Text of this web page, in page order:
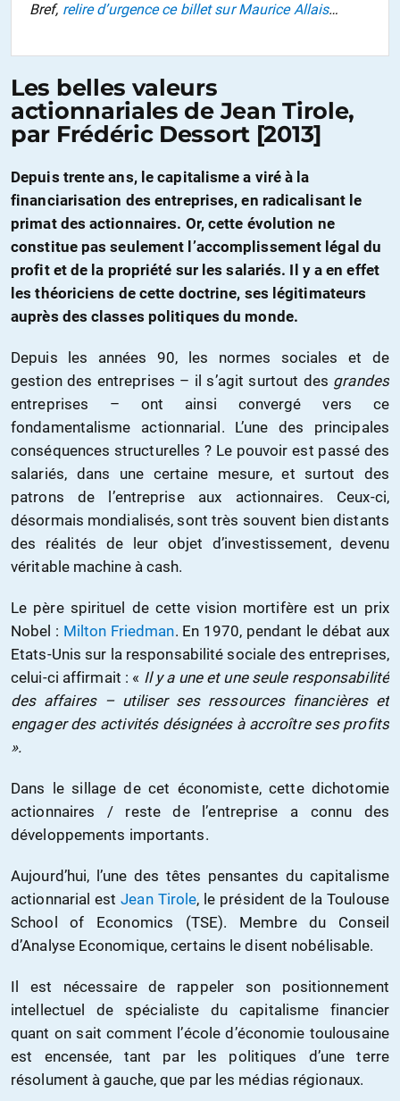
Bref, relire d’urgence ce billet sur Maurice Allais…
Les belles valeurs
actionnariales de Jean Tirole,
par Frédéric Dessort [2013]
Depuis trente ans, le capitalisme a viré à la
financiarisation des entreprises, en radicalisant le
primat des actionnaires. Or, cette évolution ne
constitue pas seulement l’accomplissement légal du
profit et de la propriété sur les salariés. Il y a en effet
les théoriciens de cette doctrine, ses légitimateurs
auprès des classes politiques du monde.
Depuis les années 90, les normes sociales et de
gestion des entreprises – il s’agit surtout des grandes
entreprises – ont ainsi convergé vers ce
fondamentalisme actionnarial. L’une des principales
conséquences structurelles ? Le pouvoir est passé des
salariés, dans une certaine mesure, et surtout des
patrons de l’entreprise aux actionnaires. Ceux-ci,
désormais mondialisés, sont très souvent bien distants
des réalités de leur objet d’investissement, devenu
véritable machine à cash.
Le père spirituel de cette vision mortifère est un prix
Nobel : Milton Friedman. En 1970, pendant le débat aux
Etats-Unis sur la responsabilité sociale des entreprises,
celui-ci affirmait : « Il y a une et une seule responsabilité
des affaires – utiliser ses ressources financières et
engager des activités désignées à accroître ses profits
».
Dans le sillage de cet économiste, cette dichotomie
actionnaires / reste de l’entreprise a connu des
développements importants.
Aujourd’hui, l’une des têtes pensantes du capitalisme
actionnarial estJean Tirole, le président de la Toulouse
School of Economics (TSE). Membre du Conseil
d’Analyse Economique, certains le disent nobélisable.
Il est nécessaire de rappeler son positionnement
intellectuel de spécialiste du capitalisme financier
quant on sait comment l’école d’économie toulousaine
est encensée, tant par les politiques d’une terre
résolument à gauche, que par les médias régionaux.